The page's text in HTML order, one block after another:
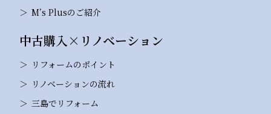
M’s Plusのご紹介
中古購入×リノベーション
リフォームのポイント
リノベーションの流れ
三島でリフォーム